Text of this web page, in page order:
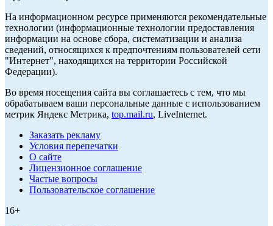
На информационном ресурсе применяются рекомендательные
технологии (информационные технологии предоставления
информации на основе сбора, систематизации и анализа
сведений, относящихся к предпочтениям пользователей сети
"Интернет", находящихся на территории Российской
Федерации).
Во время посещения сайта вы соглашаетесь с тем, что мы
обрабатываем ваши персональные данные с использованием
метрик Яндекс Метрика, top.mail.ru, LiveInternet.
Заказать рекламу
Условия перепечатки
О сайте
Лицензионное соглашение
Частые вопросы
Пользовательское соглашение
16+